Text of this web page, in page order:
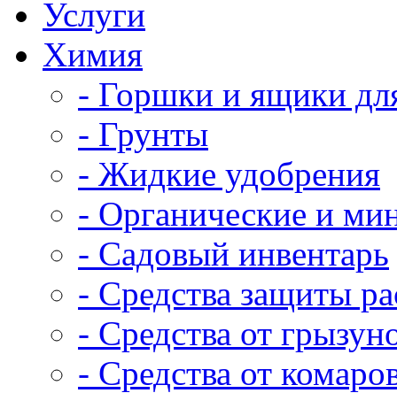
Услуги
Химия
- Горшки и ящики
- Грунты
- Жидкие удобрения
- Органические и
- Садовый инвентарь
- Средства защиты
- Средства от
- Средства от